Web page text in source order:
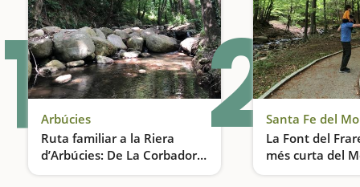
1Arbúcies
Ruta familiar a la Riera
d’Arbúcies: De La Corbadora
al Molí de les Pipes
Una aventura entre boscos, rieres i llegendes del Montseny
2Santa Fe del
La Font del
més curta del